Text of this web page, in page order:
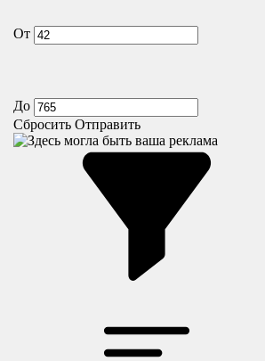
От
До
Сбросить Отправить